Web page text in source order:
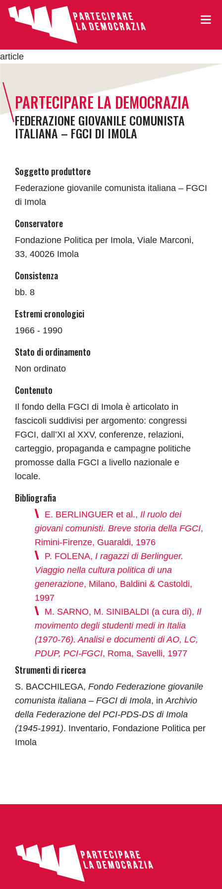
article
PARTECIPARE LA DEMOCRAZIA
FEDERAZIONE GIOVANILE COMUNISTA
ITALIANA – FGCI DI IMOLA
Soggetto produttore
Federazione giovanile comunista italiana – FGCI
di Imola
Conservatore
Fondazione Politica per Imola, Viale Marconi,
33, 40026 Imola
Consistenza
bb. 8
Estremi cronologici
1966 - 1990
Stato di ordinamento
Non ordinato
Contenuto
Il fondo della FGCI di Imola è articolato in
fascicoli suddivisi per argomento: congressi
FGCI, dall’XI al XXV, conferenze, relazioni,
carteggio, propaganda e campagne politiche
promosse dalla FGCI a livello nazionale e
locale.
Bibliografia
E. BERLINGUER et al., Il ruolo dei
giovani comunisti. Breve storia della FGCI,
Rimini-Firenze, Guaraldi, 1976
P. FOLENA, I ragazzi di Berlinguer.
Viaggio nella cultura politica di una
generazione, Milano, Baldini & Castoldi,
1997
M. SARNO, M. SINIBALDI (a cura di), Il
movimento degli studenti medi in Italia
(1970-76). Analisi e documenti di AO, LC,
PDUP, PCI-FGCI, Roma, Savelli, 1977
Strumenti di ricerca
S. BACCHILEGA, Fondo Federazione giovanile
comunista italiana – FGCI di Imola, inArchivio
della Federazione del PCI-PDS-DS di Imola
(1945-1991). Inventario, Fondazione Politica per
Imola